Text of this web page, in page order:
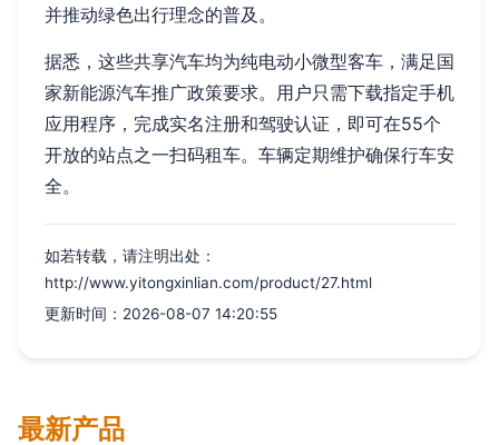
并推动绿色出行理念的普及。
据悉，这些共享汽车均为纯电动小微型客车，满足国
家新能源汽车推广政策要求。用户只需下载指定手机
应用程序，完成实名注册和驾驶认证，即可在55个
开放的站点之一扫码租车。车辆定期维护确保行车安
全。
如若转载，请注明出处：
http://www.yitongxinlian.com/product/27.html
更新时间：2026-08-07 14:20:55
最新产品